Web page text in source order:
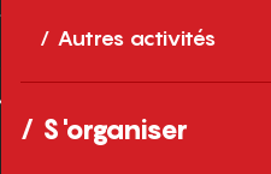
Autres activités
S'organiser
Europe